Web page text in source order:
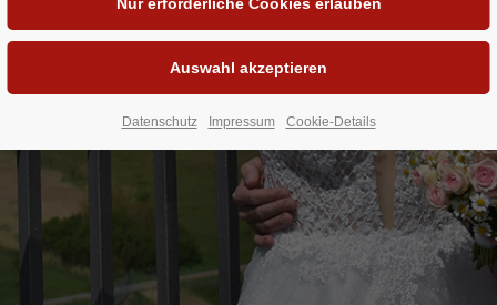
Wort auf dem
Datenschutz Impressum Cookie-Details